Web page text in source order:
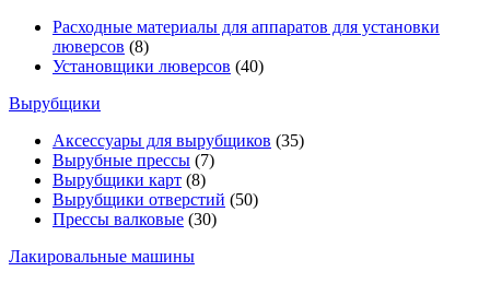
Расходные материалы для аппаратов для установки
люверсов (8)
Установщики люверсов (40)
Вырубщики
Аксессуары для вырубщиков (35)
Вырубные прессы (7)
Вырубщики карт (8)
Вырубщики отверстий (50)
Прессы валковые (30)
Лакировальные машины